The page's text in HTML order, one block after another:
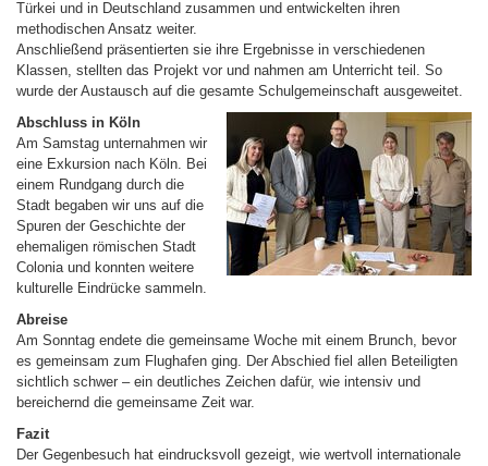
Türkei und in Deutschland zusammen und entwickelten ihren
methodischen Ansatz weiter.
Anschließend präsentierten sie ihre Ergebnisse in verschiedenen
Klassen, stellten das Projekt vor und nahmen am Unterricht teil. So
wurde der Austausch auf die gesamte Schulgemeinschaft ausgeweitet.
Abschluss in Köln
Am Samstag unternahmen wir
eine Exkursion nach Köln. Bei
einem Rundgang durch die
Stadt begaben wir uns auf die
Spuren der Geschichte der
ehemaligen römischen Stadt
Colonia und konnten weitere
kulturelle Eindrücke sammeln.
Abreise
Am Sonntag endete die gemeinsame Woche mit einem Brunch, bevor
es gemeinsam zum Flughafen ging. Der Abschied fiel allen Beteiligten
sichtlich schwer – ein deutliches Zeichen dafür, wie intensiv und
bereichernd die gemeinsame Zeit war.
Fazit
Der Gegenbesuch hat eindrucksvoll gezeigt, wie wertvoll internationale